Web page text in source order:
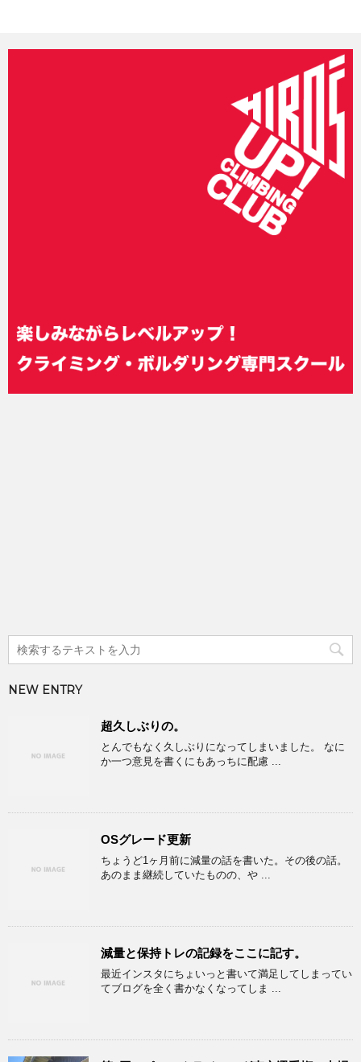
NEW ENTRY
超久しぶりの。
とんでもなく久しぶりになってしまいました。 なに
か一つ意見を書くにもあっちに配慮 ...
OSグレード更新
ちょうど1ヶ月前に減量の話を書いた。その後の話。
あのまま継続していたものの、や ...
減量と保持トレの記録をここに記す。
最近インスタにちょいっと書いて満足してしまってい
てブログを全く書かなくなってしま ...